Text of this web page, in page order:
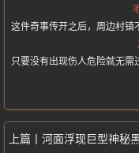
这件奇事传开之后，周边村镇
只要没有出现伤人危险就无需
河面浮现巨型神秘黑